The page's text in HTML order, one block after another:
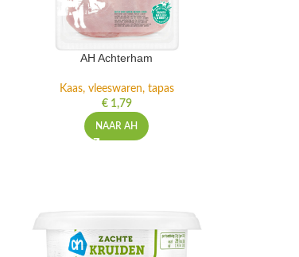
AH Achterham
Kaas, vleeswaren, tapas
€1,79
NAAR AH